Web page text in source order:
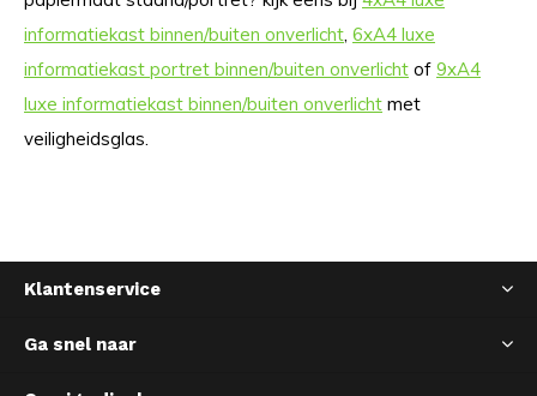
informatiekast binnen/buiten onverlicht, 6xA4 luxe
informatiekast portret binnen/buiten onverlicht of 9xA4
luxe informatiekast binnen/buiten onverlicht met
veiligheidsglas.
Klantenservice
Ga snel naar